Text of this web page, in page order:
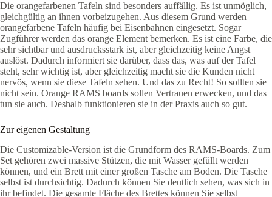
Die orangefarbenen Tafeln sind besonders auffällig. Es ist unmöglich,
gleichgültig an ihnen vorbeizugehen. Aus diesem Grund werden
orangefarbene Tafeln häufig bei Eisenbahnen eingesetzt. Sogar
Zugführer werden das orange Element bemerken. Es ist eine Farbe, die
sehr sichtbar und ausdrucksstark ist, aber gleichzeitig keine Angst
auslöst. Dadurch informiert sie darüber, dass das, was auf der Tafel
steht, sehr wichtig ist, aber gleichzeitig macht sie die Kunden nicht
nervös, wenn sie diese Tafeln sehen. Und das zu Recht! So sollten sie
nicht sein. Orange RAMS boards sollen Vertrauen erwecken, und das
tun sie auch. Deshalb funktionieren sie in der Praxis auch so gut.
Zur eigenen Gestaltung
Die Customizable-Version ist die Grundform des RAMS-Boards. Zum
Set gehören zwei massive Stützen, die mit Wasser gefüllt werden
können, und ein Brett mit einer großen Tasche am Boden. Die Tasche
selbst ist durchsichtig. Dadurch können Sie deutlich sehen, was sich in
ihr befindet. Die gesamte Fläche des Brettes können Sie selbst